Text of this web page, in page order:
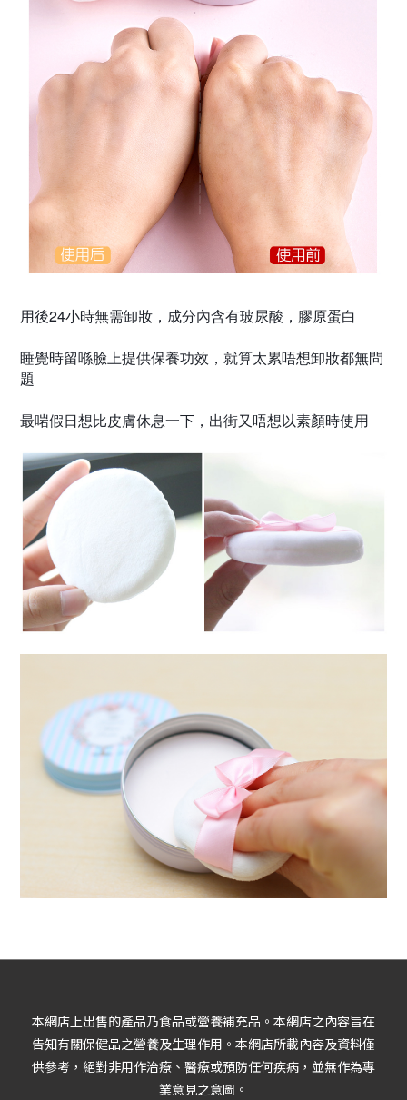
用後24小時無需卸妝， 成分內含有玻尿酸 ， 膠原蛋白
睡覺時留喺臉上提供保養功效， 就算太累唔想卸妝都無問
題
最啱假日想比皮膚休息一下 ， 出街又唔想以素顏時使用
本網店上出售的產品乃食品或營養補充品。本網店之內容旨在
告知有關保健品之營養及生理作用。本網店所載內容及資料僅
供參考，絕對非用作治療、醫療或預防任何疾病，並無作為專
業意見之意圖。